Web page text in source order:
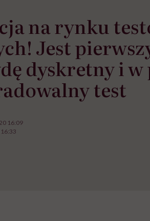
na rynku
Jest
dyskretny i w
test
16:09